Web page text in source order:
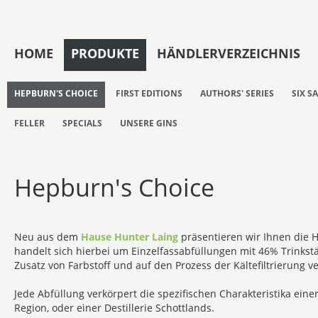
HOME PRODUKTE HÄNDLERVERZEICHNIS
HEPBURN'S CHOICE FIRST EDITIONS AUTHORS' SERIES SIX
FELLER SPECIALS UNSERE GINS
Hepburn's Choice
Neu aus dem Hause Hunter Laing präsentieren wir Ihnen die
handelt sich hierbei um Einzelfassabfüllungen mit 46%
Zusatz von Farbstoff und auf den Prozess der Kältefiltrierung
Jede Abfüllung verkörpert die spezifischen Charakteristika
Region, oder einer Destillerie Schottlands.